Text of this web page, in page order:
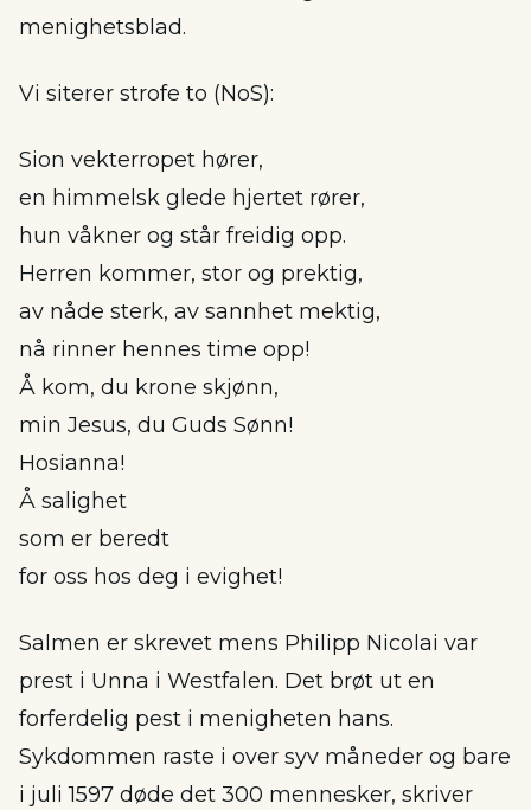
menighetsblad.
Vi siterer strofe to (NoS):
Sion vekterropet hører,
en himmelsk glede hjertet rører,
hun våkner og står freidig opp.
Herren kommer, stor og prektig,
av nåde sterk, av sannhet mektig,
nå rinner hennes time opp!
Å kom, du krone skjønn,
min Jesus, du Guds Sønn!
Hosianna!
Å salighet
som er beredt
for oss hos deg i evighet!
Salmen er skrevet mens Philipp Nicolai var
prest i Unna i Westfalen. Det brøt ut en
forferdelig pest i menigheten hans.
Sykdommen raste i over syv måneder og bare
i juli 1597 døde det 300 mennesker, skriver